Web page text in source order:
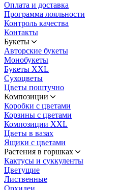
Оплата и доставка
Программа лояльности
Контроль качества
Контакты
Букеты
Авторские букеты
Монобукеты
Букеты XXL
Сухоцветы
Цветы поштучно
Композиции
Коробки с цветами
Корзины с цветами
Композиции XXL
Цветы в вазах
Ящики с цветами
Растения в горшках
Кактусы и суккуленты
Цветущие
Лиственные
Орхидеи